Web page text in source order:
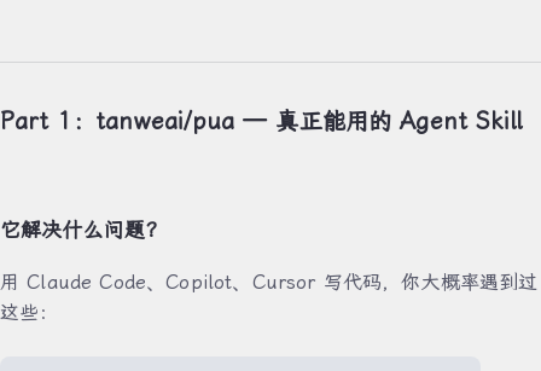
Part 1：tanweai/pua — 真正能用的 Agent Skill
它解决什么问题？
用 Claude Code、Copilot、Cursor 写代码，你大概率遇到过
这些：